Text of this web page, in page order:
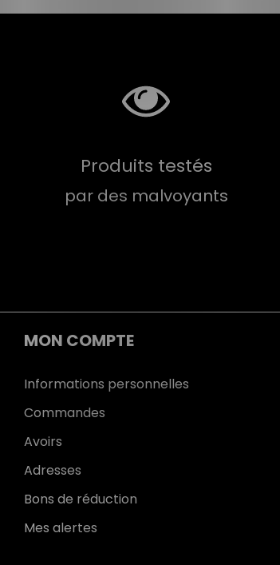
Produits testés
par des malvoyants
MON COMPTE
Informations personnelles
Commandes
Avoirs
Adresses
Bons de réduction
Mes alertes